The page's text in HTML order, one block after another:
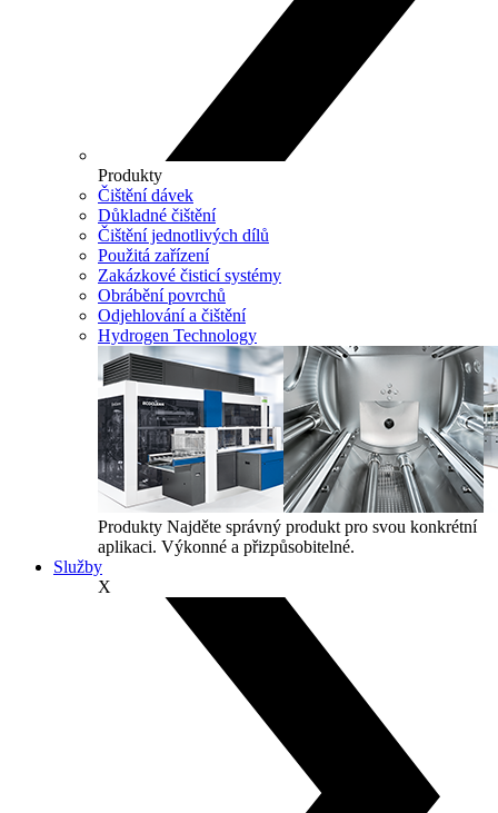
Produkty
Čištění dávek
Důkladné čištění
Čištění jednotlivých dílů
Použitá zařízení
Zakázkové čisticí systémy
Obrábění povrchů
Odjehlování a čištění
Hydrogen Technology
Produkty Najděte správný produkt pro svou konkrétní
aplikaci. Výkonné a přizpůsobitelné.
Služby
X